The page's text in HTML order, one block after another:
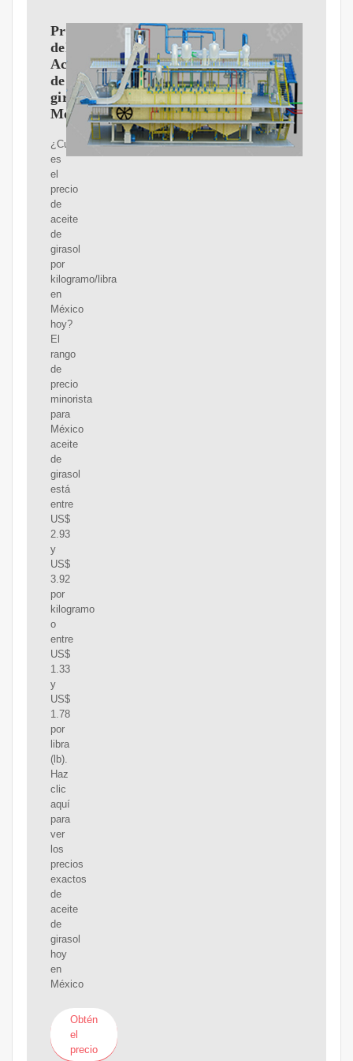
Precios
del
Aceite
de
girasol
México
¿Cuál
es
el
precio
de
aceite
de
girasol
por
kilogramo/libra
en
México
hoy?
El
rango
de
precio
minorista
para
México
aceite
de
girasol
está
entre
US$
2.93
y
US$
3.92
por
kilogramo
o
entre
US$
1.33
y
US$
1.78
por
libra
(lb).
Haz
clic
aquí
para
ver
los
precios
exactos
de
aceite
de
girasol
hoy
en
México
Obtén
el
precio